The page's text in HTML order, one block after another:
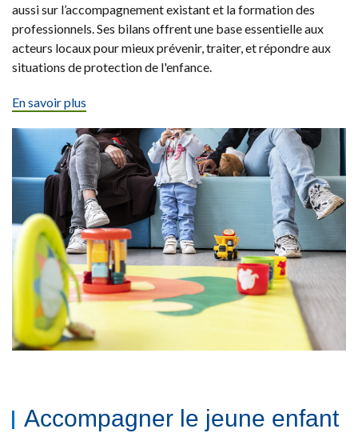
aussi sur l’accompagnement existant et la formation des
professionnels. Ses bilans offrent une base essentielle aux
acteurs locaux pour mieux prévenir, traiter, et répondre aux
situations de protection de l'enfance.
En savoir plus
Accompagner le jeune enfant